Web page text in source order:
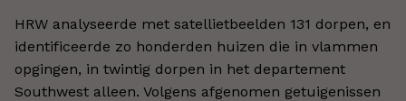
HRW analyseerde met satellietbeelden 131 dorpen, en
identificeerde zo honderden huizen die in vlammen
opgingen, in twintig dorpen in het departement
Southwest alleen. Volgens afgenomen getuigenissen